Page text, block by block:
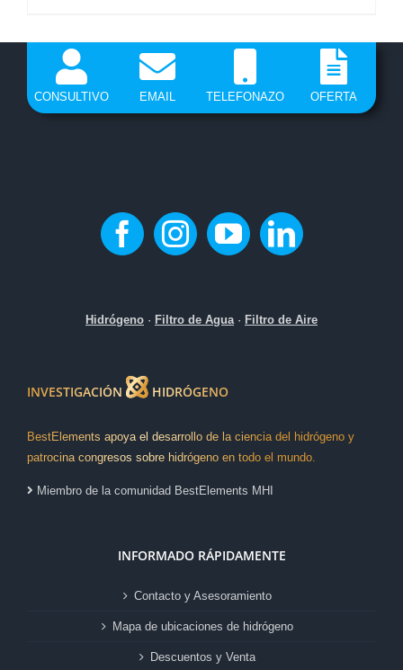
CONSULTIVO EMAIL TELEFONAZO OFERTA
Hidrógeno · Filtro de Agua· Filtro de Aire
INVESTIGACIÓN HIDRÓGENO
BestElements apoya el desarrollo de la ciencia del hidrógeno y
patrocina congresos sobre hidrógeno en todo el mundo.
Miembro de la comunidad BestElements MHI
INFORMADO RÁPIDAMENTE
Contacto y Asesoramiento
Mapa de ubicaciones de hidrógeno
Descuentos y Venta